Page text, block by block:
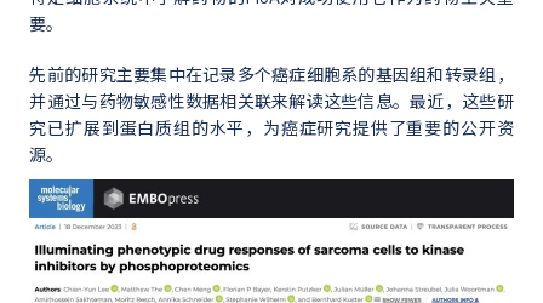
要。
先前的研究主要集中在记录多个癌症细胞系的基因组和转录组，
并通过与药物敏感性数据相关联来解读这些信息。最近，这些研
究已扩展到蛋白质组的水平，为癌症研究提供了重要的公开资
源。